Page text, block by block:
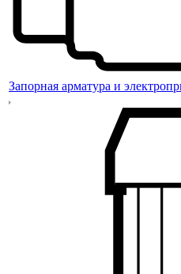
Запорная арматура и